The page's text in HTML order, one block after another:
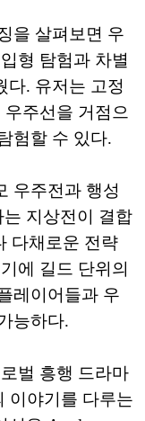
을 살펴보면 우
형 탐험과 차별
다. 유저는 고정
주선을 거점으
험할 수 있다.
우주전과 행성
지상전이 결합
다채로운 전략
에 길드 단위의
레이어들과 우
능하다.
벌 흥행 드라마
이야기를 다루는